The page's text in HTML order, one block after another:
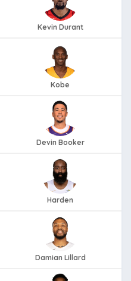
Kevin Durant
Kobe
Devin Booker
Harden
Damian Lillard